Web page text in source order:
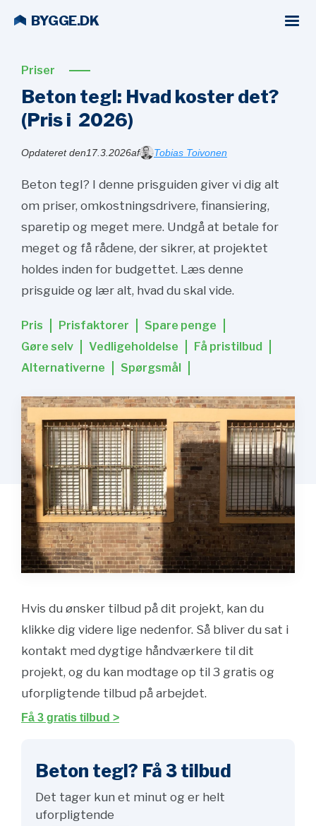
BYGGE.DK
Priser
Beton tegl: Hvad koster det?
(Pris i 2026)
Opdateret den17.3.2026af Tobias Toivonen
Beton tegl? I denne prisguiden giver vi dig alt
om priser, omkostningsdrivere, finansiering,
sparetip og meget mere. Undgå at betale for
meget og få rådene, der sikrer, at projektet
holdes inden for budgettet. Læs denne
prisguide og lær alt, hvad du skal vide.
Pris Prisfaktorer
Spare penge
Gøre selv
Vedligeholdelse
Få pristilbud
Alternativerne
Spørgsmål
Hvis du ønsker tilbud på dit projekt, kan du
klikke dig videre lige nedenfor. Så bliver du sat i
kontakt med dygtige håndværkere til dit
projekt, og du kan modtage op til 3 gratis og
uforpligtende tilbud på arbejdet.
Få 3 gratis tilbud >
Beton tegl? Få 3 tilbud
Det tager kun et minut og er helt
uforpligtende